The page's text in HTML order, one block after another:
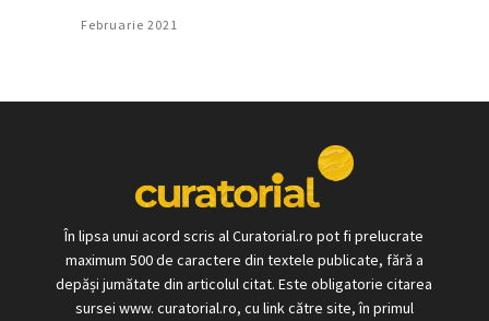
Februarie 2021
În lipsa unui acord scris al Curatorial.ro pot fi prelucrate
maximum 500 de caractere din textele publicate, fără a
depăși jumătate din articolul citat. Este obligatorie citarea
sursei www. curatorial.ro, cu link către site, în primul